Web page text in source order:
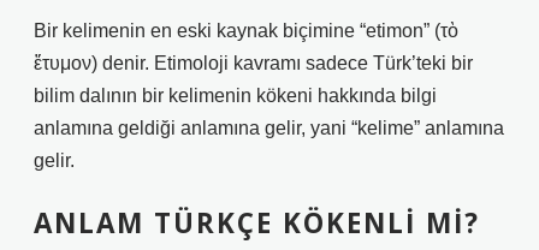
Bir kelimenin en eski kaynak biçimine “etimon” (τὸ
ἔτυμον) denir. Etimoloji kavramı sadece Türk’teki bir
bilim dalının bir kelimenin kökeni hakkında bilgi
anlamına geldiği anlamına gelir, yani “kelime” anlamına
gelir.
ANLAM TÜRKÇE KÖKENLI MI?